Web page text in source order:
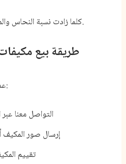
كلما زادت نسبة النحاس والمعادن القيمة، زاد سعر المكيف.
طريقة بيع
عملية البيع لدينا سهلة وسريعة:
التواصل معنا
إرسال صور
تقييم